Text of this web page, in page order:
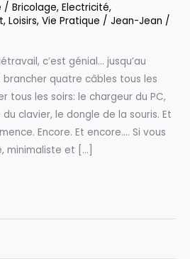
/ Bricolage, Electricité,
, Loisirs, Vie Pratique / Jean-Jean /
c’est génial… jusqu’au
quatre câbles tous les
tous les soirs: le chargeur du PC,
clavier, le dongle de la souris. Et
Encore. Et encore…. Si vous
minimaliste et […]